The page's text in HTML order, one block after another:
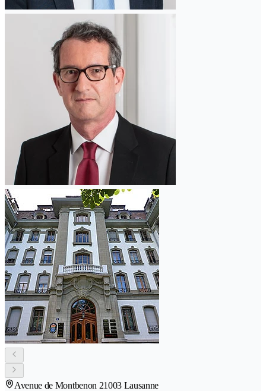
Avenue de Montbenon 21003 Lausanne